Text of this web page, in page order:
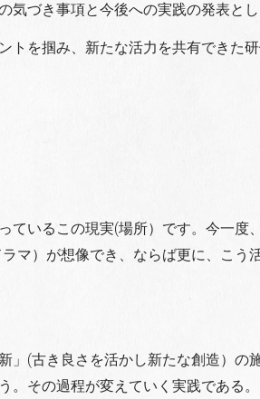
づき事項と今後への実践の発表とし
トを掴み、新たな活力を共有できた
ているこの現実(場所）です。今一度
マ）が想像でき、ならば更に、こう
」(古き良さを活かし新たな創造）の
その過程が変えていく実践である。